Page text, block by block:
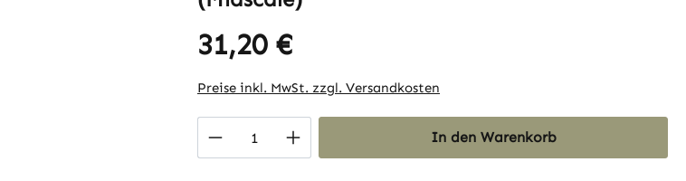
Regulärer Preis:
31,20 €
Preise inkl. MwSt. zzgl. Versandkosten
Produkt Anzahl: Gib den gewünschten Wert
In den Warenkorb